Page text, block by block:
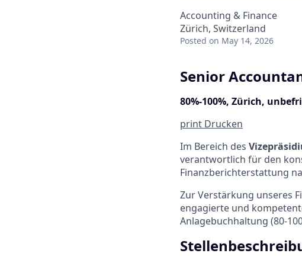
Accounting & Finance
Zürich, Switzerland
Posted on May 14, 2026
Senior
80%-100%, Zürich,
print Drucken
Im Bereich des
verantwortlich für den
Finanzberichterstattung
Zur Verstärkung unseres
engagierte und
Anlagebuchhaltung (80-